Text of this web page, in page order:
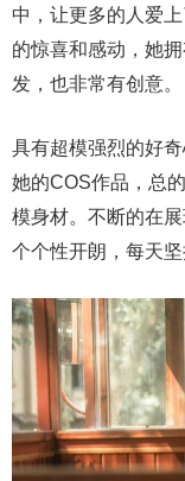
中，让更多的人爱
的惊喜和感动，她
发，也非常有创意。
具有超模强烈的好
她的COS作品，总
模身材。不断的在
个个性开朗，每天